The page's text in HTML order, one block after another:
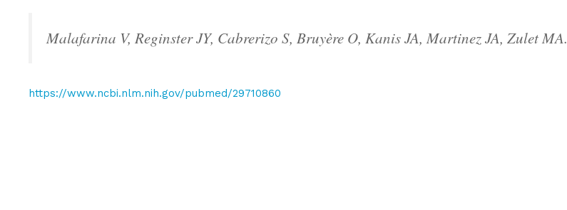
Malafarina V, Reginster JY, Cabrerizo S, Bruyère O, Kanis JA, Martinez JA, Zulet MA.
https://www.ncbi.nlm.nih.gov/pubmed/29710860